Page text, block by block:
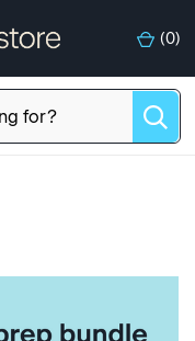
(0)